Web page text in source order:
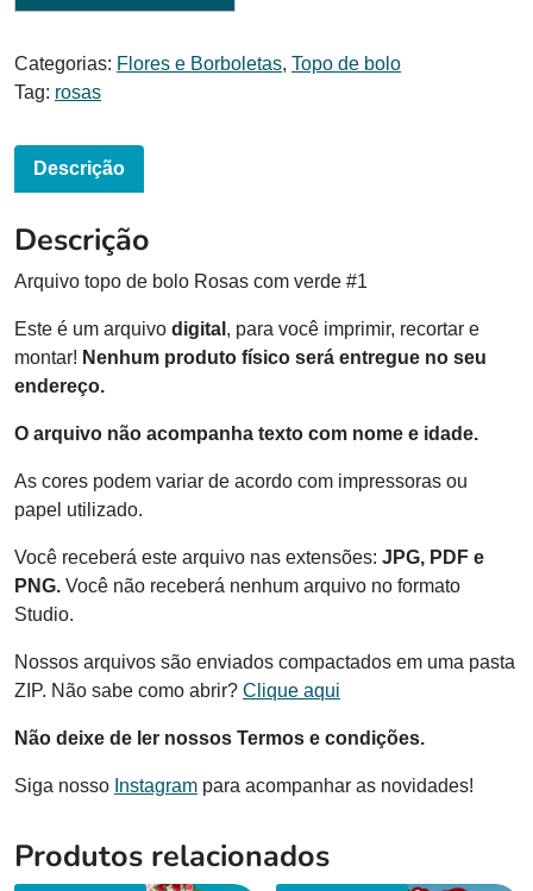
Categorias: Flores e Borboletas, Topo de bolo
Tag: rosas
Descrição
Descrição
Arquivo topo de bolo Rosas com verde #1
Este é um arquivo digital , para você imprimir, recortar e
montar! Nenhum produto físico será entregue no seu
endereço.
O arquivo não acompanha texto com nome e idade.
As cores podem variar de acordo com impressoras ou
papel utilizado.
Você receberá este arquivo nas extensões: JPG, PDF e
PNG. Você não receberá nenhum arquivo no formato
Studio.
Nossos arquivos são enviados compactados em uma pasta
ZIP. Não sabe como abrir? Clique aqui
Não deixe de ler nossos Termos e condições.
Siga nosso Instagram para acompanhar as novidades!
Produtos relacionados